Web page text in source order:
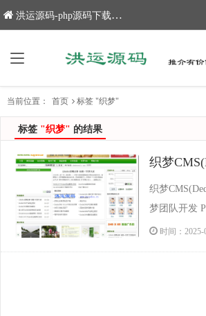
洪运源码-php源码下载,网站源码,网站源码下载
当前位置： 首页 标签 "织梦"
标签 "织梦" 的结果
织梦
梦团队开发
它以简单、
业站点等。
时间：2025-